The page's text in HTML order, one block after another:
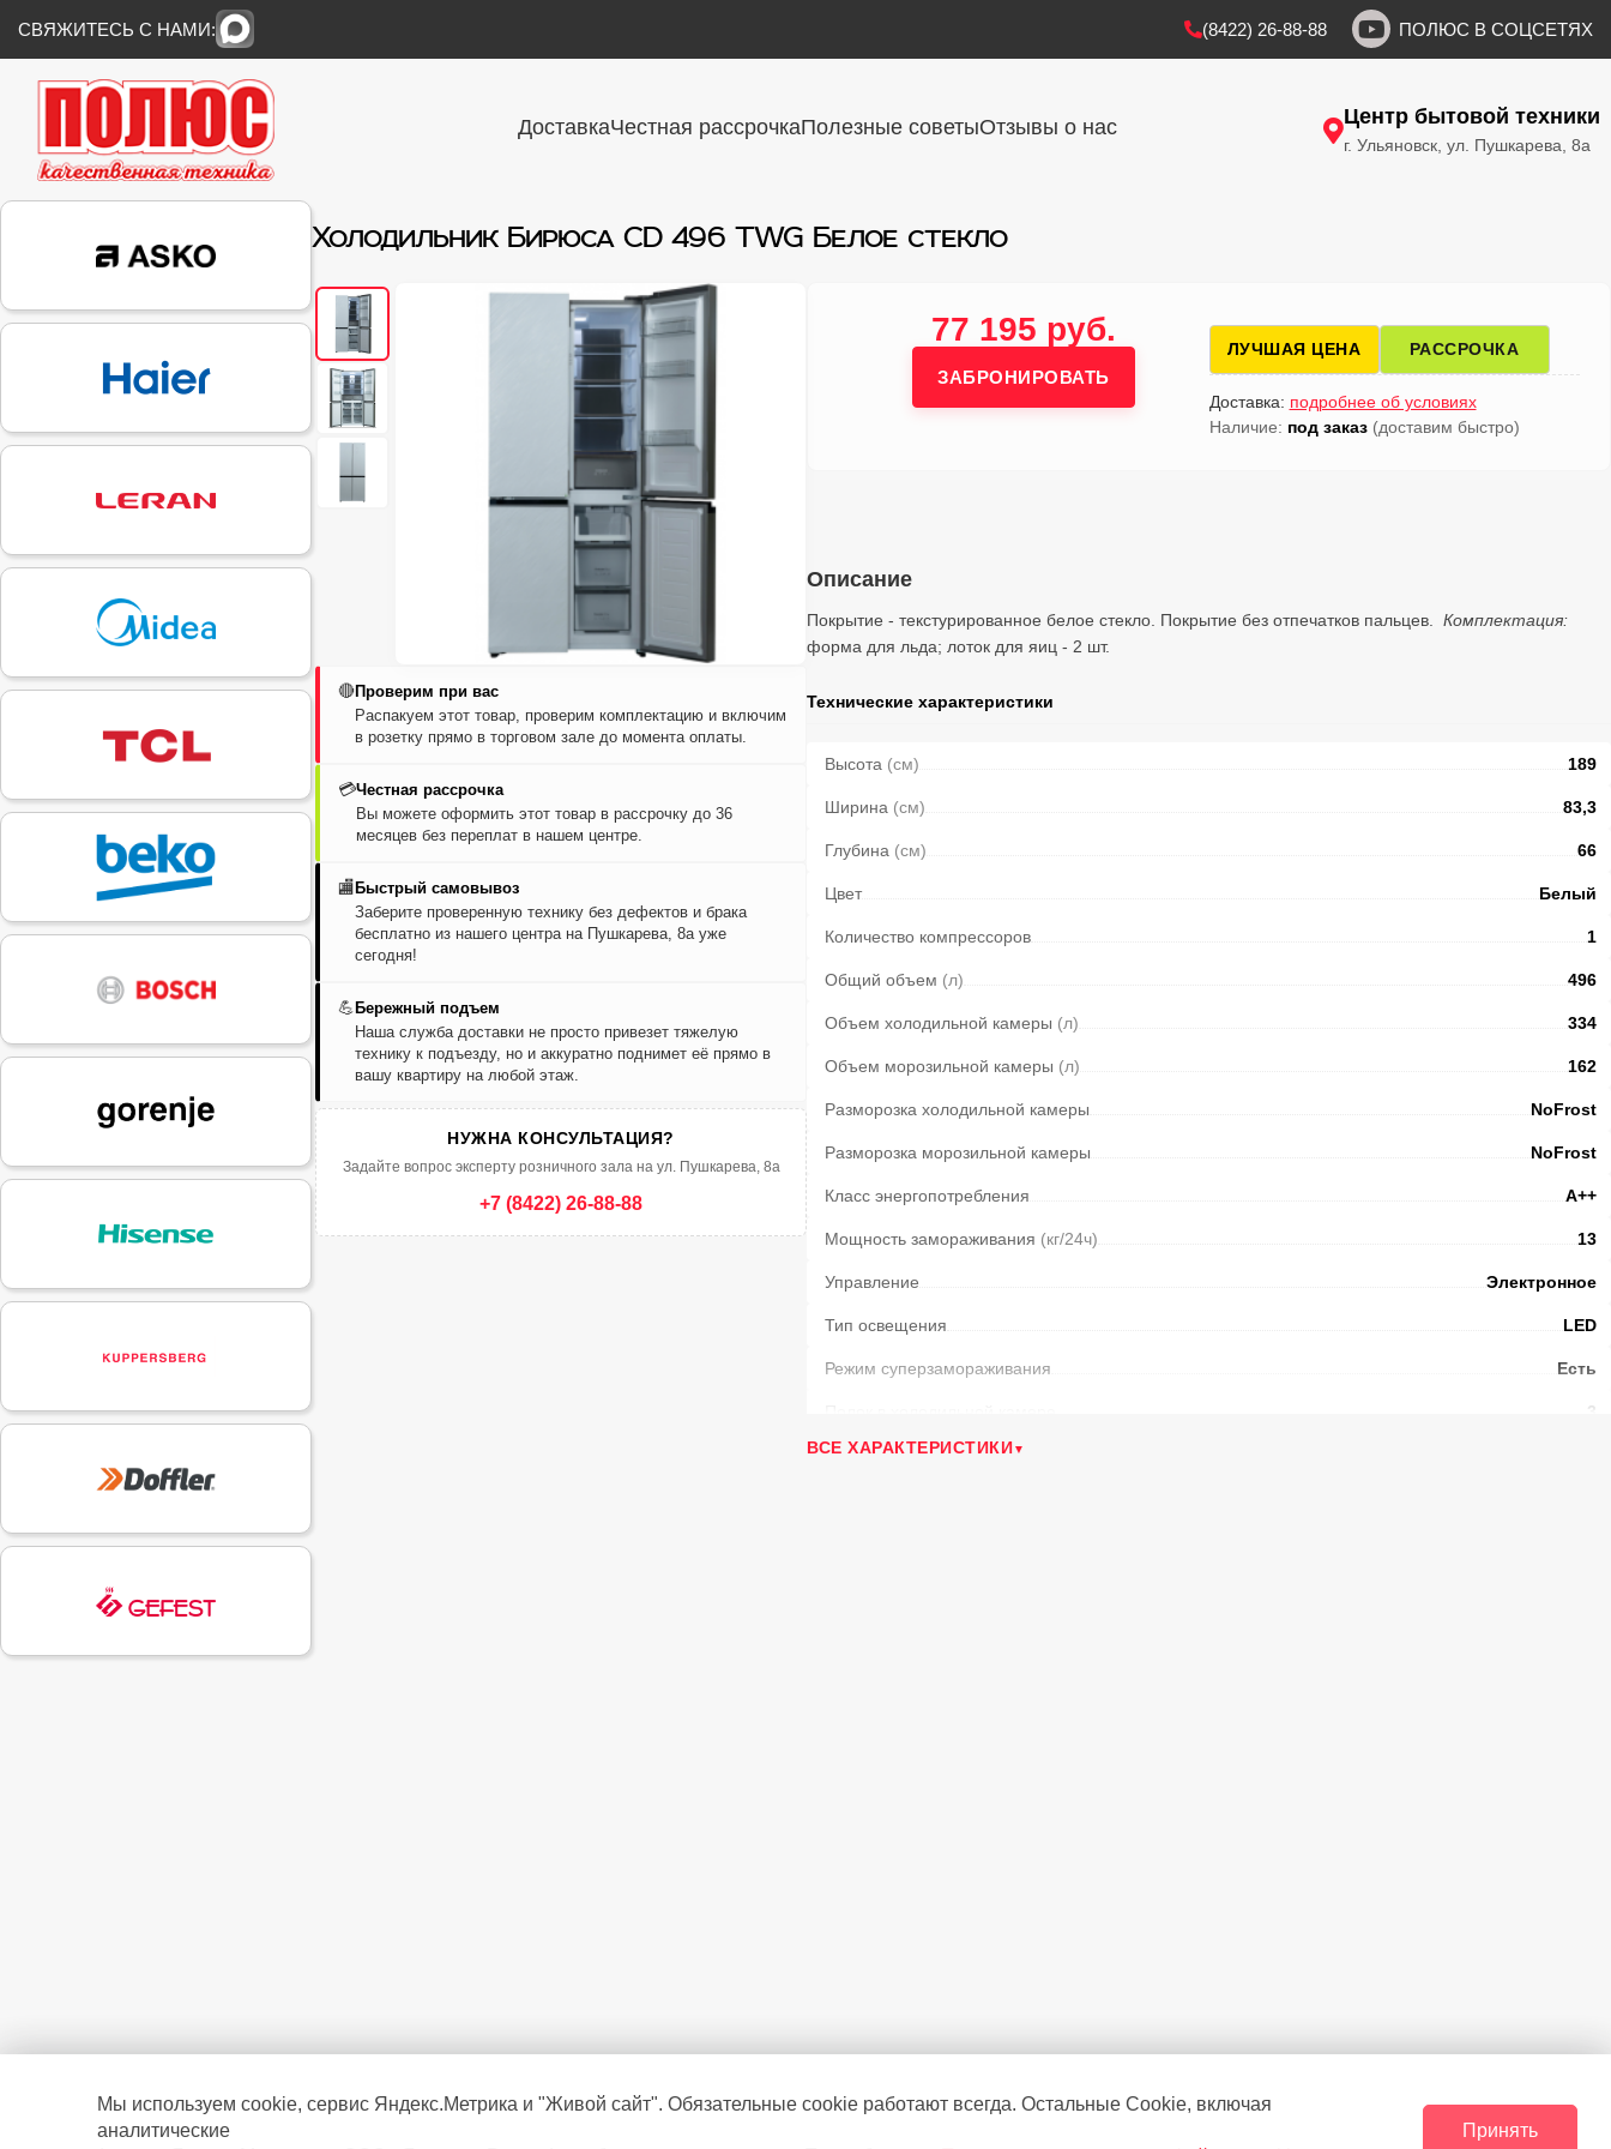
СВЯЖИТЕСЬ С НАМИ: (8422) 26-88-88 ПОЛЮС В СОЦСЕТЯХ
ДоставкаЧестная рассрочкаПолезные советыОтзывы о нас Центр бытовой техники
г. Ульяновск, ул. Пушкарева, 8а
Холодильник Бирюса CD 496 TWG Белое стекло
🔴Проверим при вас
Распакуем этот товар, проверим комплектацию и включим
в розетку прямо в торговом зале до момента оплаты.
💳Честная рассрочка
Вы можете оформить этот товар в рассрочку до 36
месяцев без переплат в нашем центре.
🏬 Быстрый самовывоз
Заберите проверенную технику без дефектов и брака
бесплатно из нашего центра на Пушкарева, 8а уже
сегодня!
💪 Бережный подъем
Наша служба доставки не просто привезет тяжелую
технику к подъезду, но и аккуратно поднимет её прямо в
вашу квартиру на любой этаж.
НУЖНА КОНСУЛЬТАЦИЯ?
Задайте вопрос эксперту розничного зала на ул. Пушкарева, 8а
+7 (8422) 26-88-88
77 195 руб.
ЗАБРОНИРОВАТЬ
ЛУЧШАЯ ЦЕНА РАССРОЧКА
Доставка: подробнее об условиях
Наличие: под заказ(доставим быстро)
Описание
Покрытие - текстурированное белое стекло. Покрытие без отпечатков пальцев. Комплектация:
форма для льда; лоток для яиц - 2 шт.
Технические характеристики
Высота (см) 189
Ширина (см) 83,3
Глубина (см) 66
Цвет Белый
Количество компрессоров 1
Общий объем (л) 496
Объем холодильной камеры (л) 334
Объем морозильной камеры (л) 162
Разморозка холодильной камеры NoFrost
Разморозка морозильной камеры NoFrost
Класс энергопотребления А++
Мощность замораживания (кг/24ч) 13
Управление Электронное
Тип освещения LED
Режим суперзамораживания Есть
3
Материал полок
ВСЕ ХАРАКТЕРИСТИКИ
Мы используем cookie, сервис Яндекс.Метрика и "Живой сайт". Обязательные cookie работают всегда. Остальные Сookie, включая
аналитические
Принять